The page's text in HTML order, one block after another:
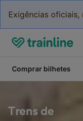
Exigências
Comprar bilhetes
Trens de